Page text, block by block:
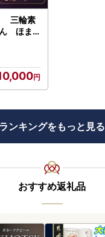
三輪素
ほま
束)
ランキングをもっと見る
おすすめ返礼品